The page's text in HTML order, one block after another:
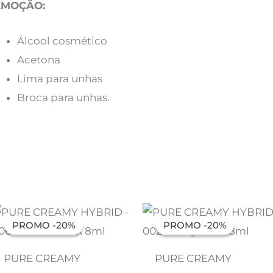
Álcool cosmético
Acetona
Lima para unhas
Broca para unhas.
PROMO -20%
PROMO -20%
PURE CREAMY
O
preço
original
7,07 €.
O
preço
atual
5,66 €.
PROMO -20%
PROMO -20%
PURE CREAMY
O
preço
original
7,07 €.
O
preço
atual
5,66 €.